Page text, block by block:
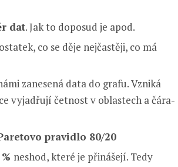
dat. Jak to doposud je apod.
co se děje nejčastěji, co má
zanesená data do grafu. Vzniká
vyjadřují četnost v oblastech a čára-
pravidlo 80/20
neshod, které je přinášejí. Tedy